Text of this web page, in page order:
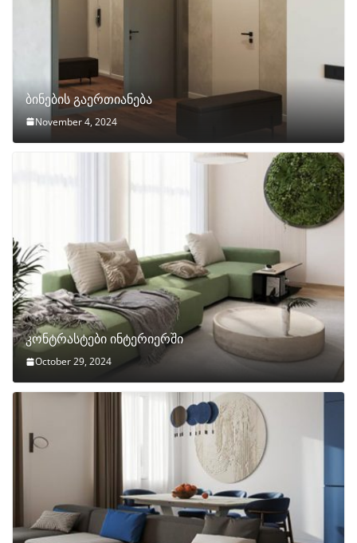
ბინების გაერთიანება
November 4, 2024
კონტრასტები ინტერიერში
October 29, 2024